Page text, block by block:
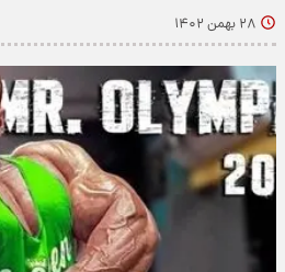
۲۸ بهمن ۱۴۰۲